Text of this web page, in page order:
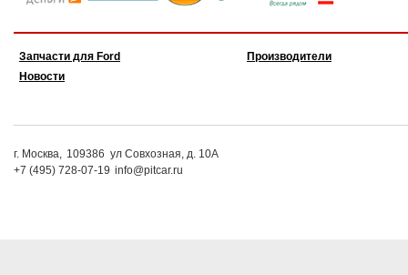
Запчасти для Ford
Новости
Производители
г. Москва, 109386 ул Совхозная, д. 10А
+7 (495) 728-07-19 info@pitcar.ru